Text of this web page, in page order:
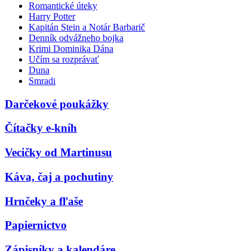
Romantické úteky
Harry Potter
Kapitán Stein a Notár Barbarič
Denník odvážneho bojka
Krimi Dominika Dána
Učím sa rozprávať
Duna
Smradi
Darčekové poukážky
Čítačky e-kníh
Vecičky od Martinusu
Káva, čaj a pochutiny
Hrnčeky a fľaše
Papiernictvo